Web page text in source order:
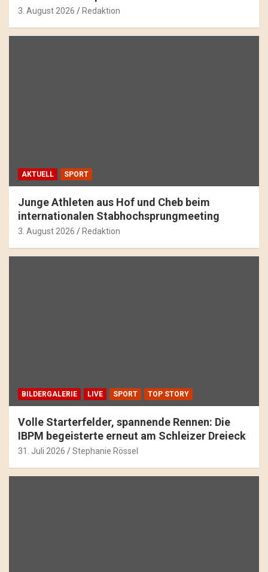
3. August 2026 Redaktion
AKTUELL SPORT
Junge Athleten aus Hof und Cheb beim
internationalen Stabhochsprungmeeting
3. August 2026 Redaktion
BILDERGALERIE LIVE SPORT TOP STORY
Volle Starterfelder, spannende Rennen: Die
IBPM begeisterte erneut am Schleizer Dreieck
31. Juli 2026 Stephanie Rössel